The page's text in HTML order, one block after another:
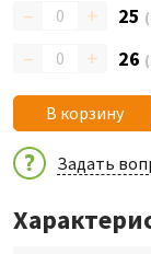
– + 25
– + 26
В корзину
Задать